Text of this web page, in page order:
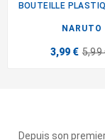
NARUTO
3,99 € 5,99
Depuis son